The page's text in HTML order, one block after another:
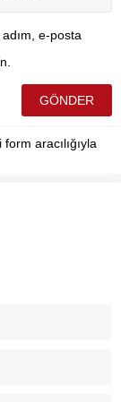
e-posta
aracılığıyla